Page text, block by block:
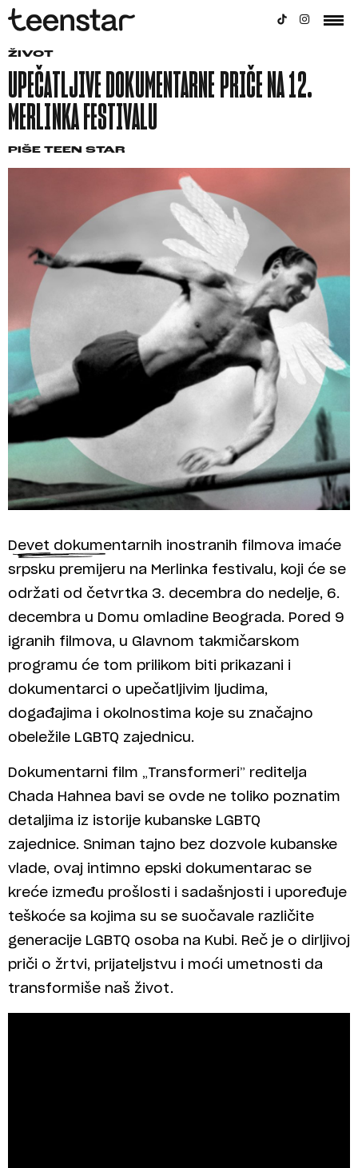
ŽIVOT
UPEČATLJIVE DOKUMENTARNE PRIČE NA 12.
MERLINKA FESTIVALU
PIŠE TEEN STAR
Devet dokumentarnih inostranih filmova imaće
srpsku premijeru na Merlinka festivalu, koji će se
održati od četvrtka 3. decembra do nedelje, 6.
decembra u Domu omladine Beograda. Pored 9
igranih filmova, u Glavnom takmičarskom
programu će tom prilikom biti prikazani i
dokumentarci o upečatljivim ljudima,
događajima i okolnostima koje su značajno
obeležile LGBTQ zajednicu.
Dokumentarni film „Transformeri” reditelja
Chada Hahnea bavi se ovde ne toliko poznatim
detaljima iz istorije kubanske LGBTQ
zajednice. Sniman tajno bez dozvole kubanske
vlade, ovaj intimno epski dokumentarac se
kreće između prošlosti i sadašnjosti i upoređuje
teškoće sa kojima su se suočavale različite
generacije LGBTQ osoba na Kubi. Reč je o dirljivoj
priči o žrtvi, prijateljstvu i moći umetnosti da
transformiše naš život.